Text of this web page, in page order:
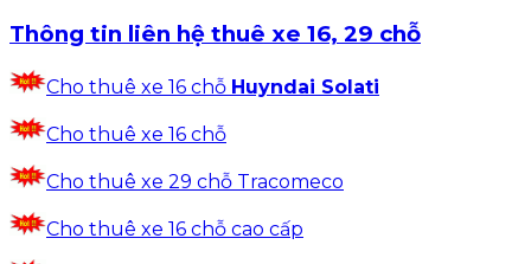
Thông tin liên hệ thuê xe 16, 29 chỗ
Cho thuê xe 16 chỗ Huyndai Solati
Cho thuê xe 16 chỗ
Cho thuê xe 29 chỗ Tracomeco
Cho thuê xe 16 chỗ cao cấp